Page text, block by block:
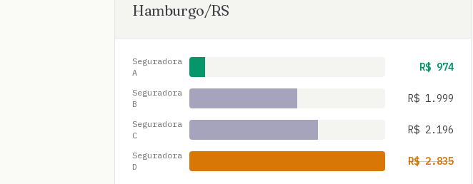
Hamburgo/RS
Seguradora
A
R$ 974
Seguradora
B
R$ 1.999
Seguradora
C
R$ 2.196
Seguradora
D
R$2.835